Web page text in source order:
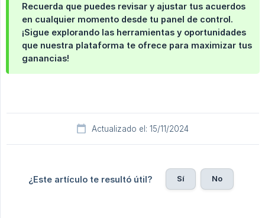
Recuerda que puedes revisar y ajustar tus acuerdos
en cualquier momento desde tu panel de control.
¡Sigue explorando las herramientas y oportunidades
que nuestra plataforma te ofrece para maximizar tus
ganancias!
Actualizado el: 15/11/2024
¿Este artículo te resultó útil? Sí No